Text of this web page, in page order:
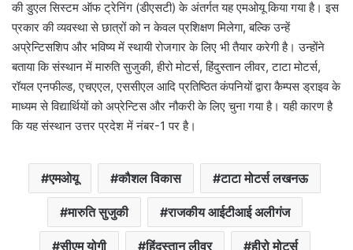
की डुएल सिस्टम ऑफ ट्रेनिंग (डीएसटी) के अंतर्गत यह एमओयू किया गया है। इस
प्रकार की व्यवस्था से छात्रों को न केवल प्रशिक्षण मिलेगा, बल्कि उन्हें
अप्रेन्टिसशिप और भविष्य में स्थायी रोजगार के लिए भी तैयार करेगी है। उन्होंने
बताया कि संस्थान में मारुति सुजुकी, हीरो मोटर्स, हिंदुस्तान लीवर, टाटा मोटर्स,
रॉयल एनफील्ड, एचएएल, एससीएल आदि प्रतिष्ठित कंपनियों द्वारा कैम्पस ड्राइव के
माध्यम से विद्यार्थियों को अप्रेन्टिस और नौकरी के लिए चुना गया है। यही कारण है
कि यह संस्थान उत्तर प्रदेश में नंबर-1 पर है।
एमओयू कौशल विकास टाटा मोटर्स लखनऊ
मारुति सुजुकी राजकीय आईटीआई अलीगंज
सीएम योगी हिंदुस्तान लीवर हीरो मोटर्स